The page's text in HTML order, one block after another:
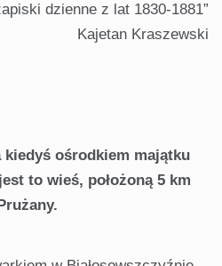
dzienne z lat 1830-1881”
Kajetan Kraszewski
kiedyś ośrodkiem majątku
to wieś, położoną 5 km